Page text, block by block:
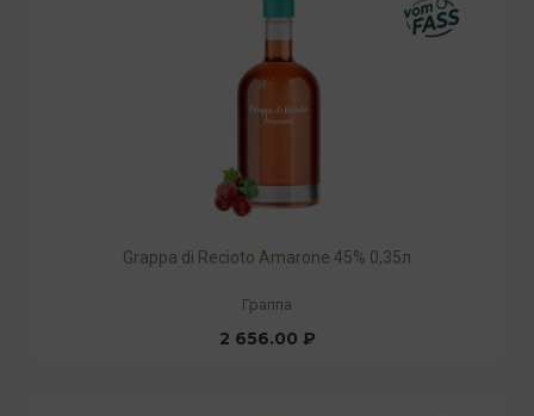
Grappa di Recioto Amarone 45% 0,35л
Граппа
2 656.00 ₽